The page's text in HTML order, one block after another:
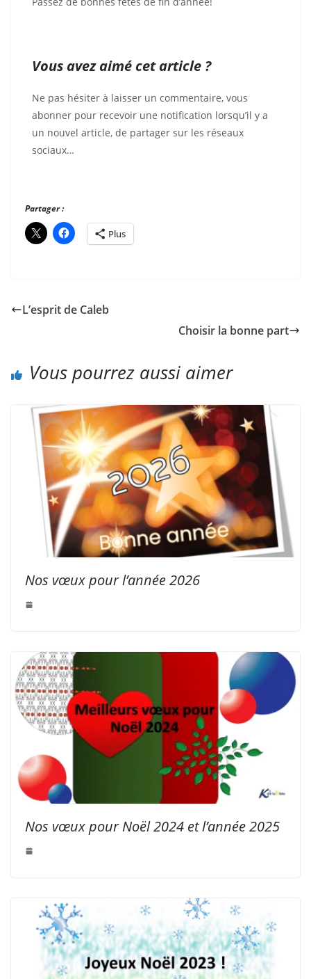
Vous avez aimé cet article ?
Ne pas hésiter à laisser un commentaire, vous
abonner pour recevoir une notification lorsqu’il y a
un nouvel article, de partager sur les réseaux
sociaux…
Partager :
Plus
L’esprit de Caleb
Choisir la bonne part
Vous pourrez aussi aimer
Nos vœux pour l’année 2026
Nos vœux pour Noël 2024 et l’année 2025